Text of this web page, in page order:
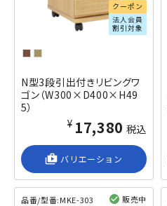
クーポン
法人会員
割引対象
N型3段引出付きリビングワ
ゴン（W300×D400×H49
5）
¥17,380 税込
shop_2 バリエーション
品番/型番:MKE-303 販売中